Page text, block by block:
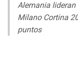
LIGA BETPLAY
OTRAS LIGAS
Alemania lideran
Milano Cortina
puntos